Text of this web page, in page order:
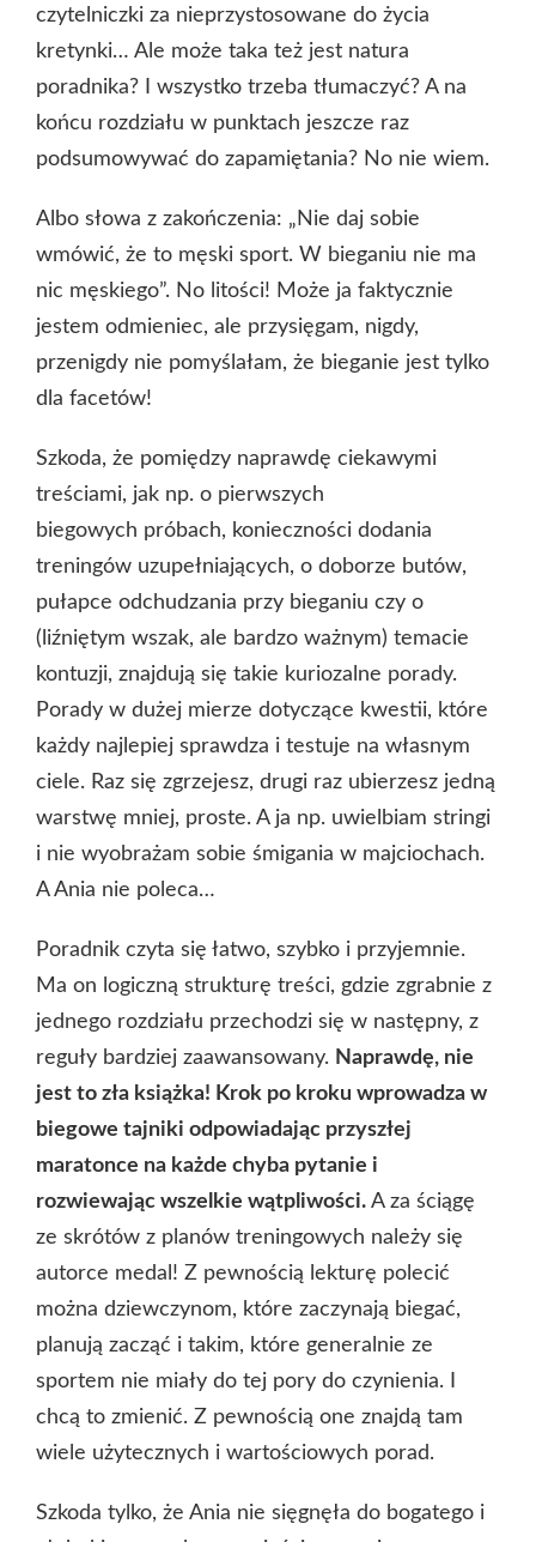
czytelniczki za nieprzystosowane do życia
kretynki… Ale może taka też jest natura
poradnika? I wszystko trzeba tłumaczyć? A na
końcu rozdziału w punktach jeszcze raz
podsumowywać do zapamiętania? No nie wiem.
Albo słowa z zakończenia: „Nie daj sobie
wmówić, że to męski sport. W bieganiu nie ma
nic męskiego”. No litości! Może ja faktycznie
jestem odmieniec, ale przysięgam, nigdy,
przenigdy nie pomyślałam, że bieganie jest tylko
dla facetów!
Szkoda, że pomiędzy naprawdę ciekawymi
treściami, jak np. o pierwszych
biegowych próbach, konieczności dodania
treningów uzupełniających, o doborze butów,
pułapce odchudzania przy bieganiu czy o
(liźniętym wszak, ale bardzo ważnym) temacie
kontuzji, znajdują się takie kuriozalne porady.
Porady w dużej mierze dotyczące kwestii, które
każdy najlepiej sprawdza i testuje na własnym
ciele. Raz się zgrzejesz, drugi raz ubierzesz jedną
warstwę mniej, proste. A ja np. uwielbiam stringi
i nie wyobrażam sobie śmigania w majciochach.
A Ania nie poleca…
Poradnik czyta się łatwo, szybko i przyjemnie.
Ma on logiczną strukturę treści, gdzie zgrabnie z
jednego rozdziału przechodzi się w następny, z
reguły bardziej zaawansowany. Naprawdę, nie
jest to zła książka! Krok po kroku wprowadza w
biegowe tajniki odpowiadając przyszłej
maratonce na każde chyba pytanie i
rozwiewając wszelkie wątpliwości. A za ściągę
ze skrótów z planów treningowych należy się
autorce medal! Z pewnością lekturę polecić
można dziewczynom, które zaczynają biegać,
planują zacząć i takim, które generalnie ze
sportem nie miały do tej pory do czynienia. I
chcą to zmienić. Z pewnością one znajdą tam
wiele użytecznych i wartościowych porad.
Szkoda tylko, że Ania nie sięgnęła do bogatego i